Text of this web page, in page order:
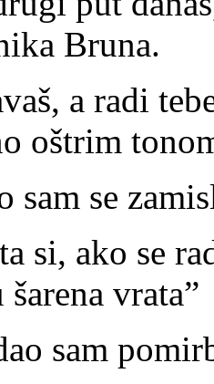
Bruna.
a radi
oštrim
sam se
si, ako se
vrata”
sam